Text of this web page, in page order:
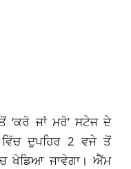
‘ਕਰੋ ਜਾਂ ਮਰੋ’ ਸਟੇਜ ਦੇ
ਦੁਪਹਿਰ 2 ਵਜੇ ਤੋਂ
ਖੇਡਿਆ ਜਾਵੇਗਾ। ਐੱਮ